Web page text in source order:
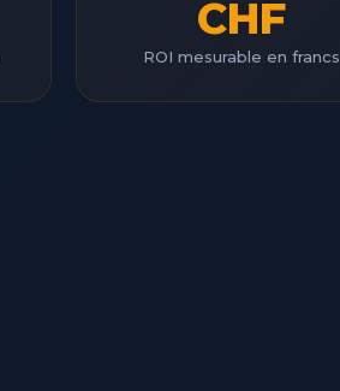
CHF
ROI mesurable en francs